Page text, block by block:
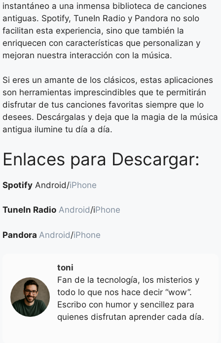
instantáneo a una inmensa biblioteca de canciones
antiguas. Spotify, TuneIn Radio y Pandora no solo
facilitan esta experiencia, sino que también la
enriquecen con características que personalizan y
mejoran nuestra interacción con la música.
Si eres un amante de los clásicos, estas aplicaciones
son herramientas imprescindibles que te permitirán
disfrutar de tus canciones favoritas siempre que lo
desees. Descárgalas y deja que la magia de la música
antigua ilumine tu día a día.
Enlaces para Descargar:
Spotify Android/iPhone
TuneIn Radio Android/iPhone
Pandora Android/iPhone
toni
Fan de la tecnología, los misterios y
todo lo que nos hace decir “wow”.
Escribo con humor y sencillez para
quienes disfrutan aprender cada día.